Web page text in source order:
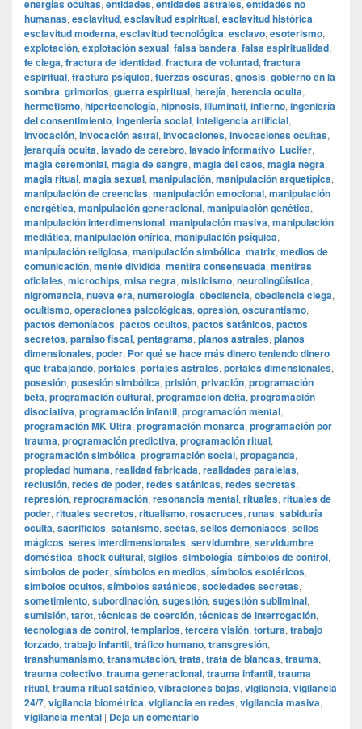
energías ocultas, entidades, entidades astrales, entidades no
humanas, esclavitud, esclavitud espiritual, esclavitud histórica,
esclavitud moderna, esclavitud tecnológica, esclavo, esoterismo,
explotación, explotación sexual, falsa bandera, falsa espiritualidad,
fe ciega, fractura de identidad, fractura de voluntad, fractura
espiritual, fractura psíquica, fuerzas oscuras, gnosis, gobierno en la
sombra, grimorios, guerra espiritual, herejía, herencia oculta,
hermetismo, hipertecnología, hipnosis, illuminati, infierno, ingeniería
del consentimiento, ingeniería social, inteligencia artificial,
invocación, invocación astral, invocaciones, invocaciones ocultas,
jerarquía oculta, lavado de cerebro, lavado informativo, Lucifer,
magia ceremonial, magia de sangre, magia del caos, magia negra,
magia ritual, magia sexual, manipulación, manipulación arquetípica,
manipulación de creencias, manipulación emocional, manipulación
energética, manipulación generacional, manipulación genética,
manipulación interdimensional, manipulación masiva, manipulación
mediática, manipulación onírica, manipulación psíquica,
manipulación religiosa, manipulación simbólica, matrix, medios de
comunicación, mente dividida, mentira consensuada, mentiras
oficiales, microchips, misa negra, misticismo, neurolingüística,
nigromancia, nueva era, numerología, obediencia, obediencia ciega,
ocultismo, operaciones psicológicas, opresión, oscurantismo,
pactos demoníacos, pactos ocultos, pactos satánicos, pactos
secretos, paraiso fiscal, pentagrama, planos astrales, planos
dimensionales, poder, Por qué se hace más dinero teniendo dinero
que trabajando, portales, portales astrales, portales dimensionales,
posesión, posesión simbólica, prisión, privación, programación
beta, programación cultural, programación delta, programación
disociativa, programación infantil, programación mental,
programación MK Ultra, programación monarca, programación por
trauma, programación predictiva, programación ritual,
programación simbólica, programación social, propaganda,
propiedad humana, realidad fabricada, realidades paralelas,
reclusión, redes de poder, redes satánicas, redes secretas,
represión, reprogramación, resonancia mental, rituales, rituales de
poder, rituales secretos, ritualismo, rosacruces, runas, sabiduría
oculta, sacrificios, satanismo, sectas, sellos demoníacos, sellos
mágicos, seres interdimensionales, servidumbre, servidumbre
doméstica, shock cultural, sigilos, simbología, símbolos de control,
símbolos de poder, símbolos en medios, símbolos esotéricos,
símbolos ocultos, símbolos satánicos, sociedades secretas,
sometimiento, subordinación, sugestión, sugestión subliminal,
sumisión, tarot, técnicas de coerción, técnicas de interrogación,
tecnologías de control, templarios, tercera visión, tortura, trabajo
forzado, trabajo infantil, tráfico humano, transgresión,
transhumanismo, transmutación, trata, trata de blancas, trauma,
trauma colectivo, trauma generacional, trauma infantil, trauma
ritual, trauma ritual satánico, vibraciones bajas, vigilancia, vigilancia
24/7, vigilancia biométrica, vigilancia en redes, vigilancia masiva,
vigilancia mental | Deja un comentario